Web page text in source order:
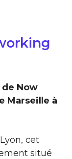
Now
Marseille à
cet
situé